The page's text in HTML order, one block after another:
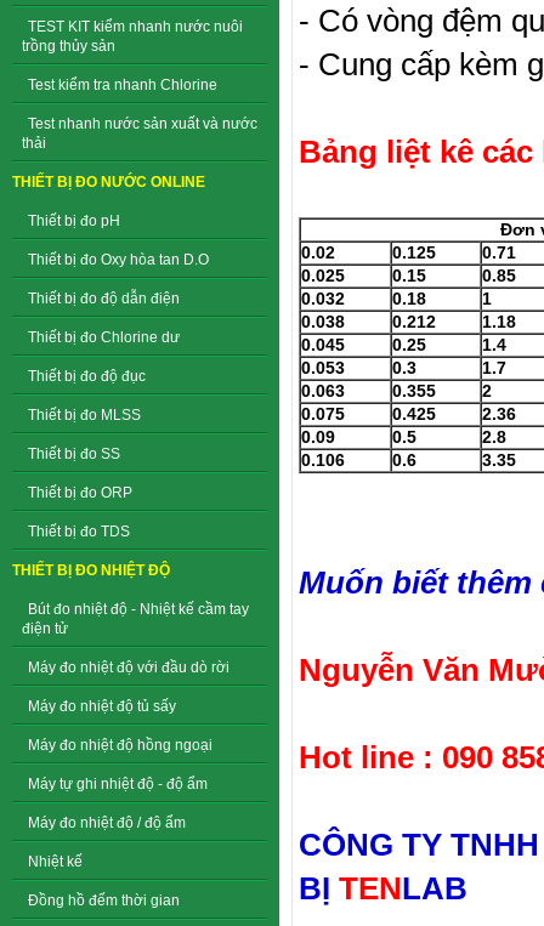
TEST KIT kiểm nhanh nước nuôi
trồng thủy sản
Test kiểm tra nhanh Chlorine
Test nhanh nước sản xuất và nước
thải
THIẾT BỊ ĐO NƯỚC ONLINE
Thiết bị đo pH
Thiết bị đo Oxy hòa tan D.O
Thiết bị đo độ dẫn điện
Thiết bị đo Chlorine dư
Thiết bị đo độ đục
Thiết bị đo MLSS
Thiết bị đo SS
Thiết bị đo ORP
Thiết bị đo TDS
THIẾT BỊ ĐO NHIỆT ĐỘ
Bút đo nhiệt độ - Nhiệt kế cầm tay
điện tử
Máy đo nhiệt độ với đầu dò rời
Máy đo nhiệt độ tủ sấy
Máy đo nhiệt độ hồng ngoại
Máy tự ghi nhiệt độ - độ ẩm
Máy đo nhiệt độ / độ ẩm
Nhiệt kế
Đồng hồ đếm thời gian
- Có vòng đệm
- Cung cấp kèm
Bảng liệt kê
Đơn
0.02
0.125
0.71
0.025
0.15
0.85
0.032
0.18
1
0.038
0.212
1.18
0.045
0.25
1.4
0.053
0.3
1.7
0.063
0.355
2
0.075
0.425
2.36
0.09
0.5
2.8
0.106
0.6 3.35
Muốn biết
Nguyễn Văn
Hot line : 090
CÔNG TY
BỊ TENLAB